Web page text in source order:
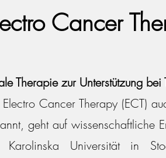
Cancer
Therapie zur Unterstützung bei
Cancer Therapy (ECT)
geht auf wissenschaftliche
Karolinska Universität in